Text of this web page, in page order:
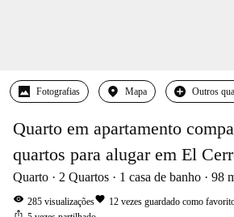
Fotografias Mapa Outros
Quarto em apartamento
quartos para alugar em El
Quarto 2 Quartos 1 casa de banho 98
visibility 285 visualizaçõesfavorite 12 vezes guardado como